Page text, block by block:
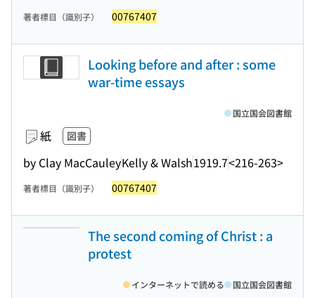
著者標目（識別子） 00767407
Looking before and after : some
war-time essays
紙 図書
by Clay MacCauleyKelly & Walsh1919.7<216-263>
国立国会図書館
著者標目（識別子） 00767407
The second coming of Christ : a
protest
インターネットで読める 国立国会図書館